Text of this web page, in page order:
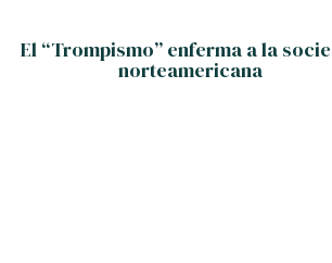
El “Trompismo” enferma a la
norteamericana